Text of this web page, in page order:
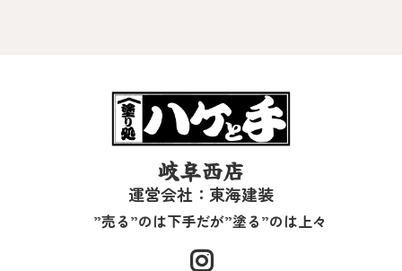
岐阜西店
運営会社：東海建装
”売る”のは下手だが”塗る”のは上々